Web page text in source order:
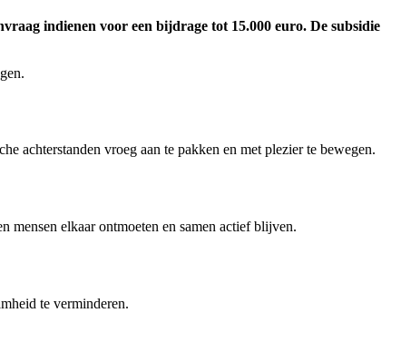
indienen voor een bijdrage tot 15.000 euro. De subsidie
achterstanden vroeg aan te pakken en met plezier te bewegen.
mensen elkaar ontmoeten en samen actief blijven.
te verminderen.